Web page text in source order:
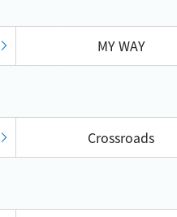
MY WAY
Crossroads